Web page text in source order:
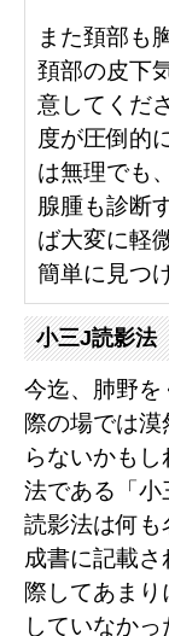
また頚部も
頚部の皮下
意してくだ
度が圧倒的
は無理でも
腺腫も診断
ば大変に軽
簡単に見つ
小三J読影法
今迄、肺野
際の場では
らないかも
法である「
読影法は何
成書に記載
際してあま
していなか